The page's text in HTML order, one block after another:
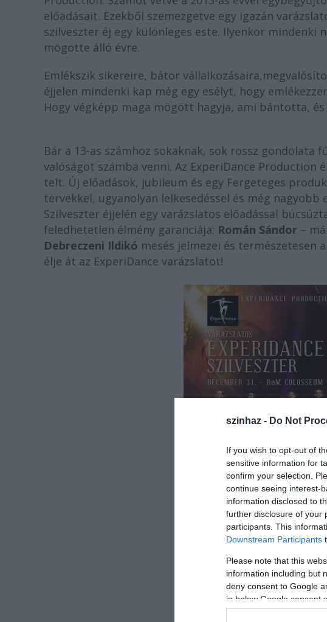
szinhaz - Do Not
If you wish to opt-out of
sensitive information for
confirm your selection.
continue seeing interest-
information disclosed to
further disclosure of your
participants. This
Downstream Participants
Please note that this
information including but
deny consent to Google
in below Google consent
előadásait. Ezekből szemezgetve egy igazán
szilveszter éj egy különleges este. Ilyenkor mindenki
mögötte álló évre.
Emlékszik sikereire, bátor
éjjelen mindenki kap még egy esélyt, hogy
Hogy végképp maga mögött hagyja, ami bántotta,
Bár a 13-as számhoz sokaknak, sok rossz gondolata
valóságot számba venni. Az ExperiDance Production
telt. Új előadások, jubileum és egy Fergeteges
tervekkel, ugyanolyan lelkesedéssel és még
Szilveszter éjjelén egy varázslatos előadással
feledhetetlen élmény garanciája: Román Sándor –
Debreczeni Ildikó mesés jelmezei és természetesen
élje át az ExperiDance varázslatot!
EXPERIDANCE
20:00 -
22:00 - ExperiDance
24:00 - DJ